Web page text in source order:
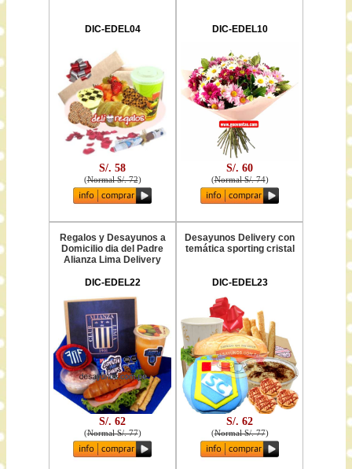
DIC-EDEL04
S/. 58
(Normal S/. 72)
DIC-EDEL10
S/. 60
(Normal S/. 74)
Regalos y Desayunos a
Domicilio dia del Padre
Alianza Lima Delivery
DIC-EDEL22
S/. 62
(Normal S/. 77)
Desayunos Delivery con
temática sporting cristal
DIC-EDEL23
S/. 62
(Normal S/. 77)